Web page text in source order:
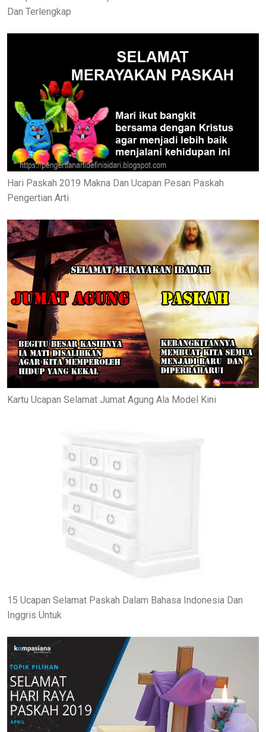
Dan Terlengkap
Hari Paskah 2019 Makna Dan Ucapan Pesan Paskah
Pengertian Arti
Kartu Ucapan Selamat Jumat Agung Ala Model Kini
15 Ucapan Selamat Paskah Dalam Bahasa Indonesia Dan
Inggris Untuk